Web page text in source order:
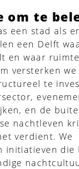
om te
een stad als
een Delft
en waar
versterken
te
en de
nachtleven
verdient. We
initiatieven die